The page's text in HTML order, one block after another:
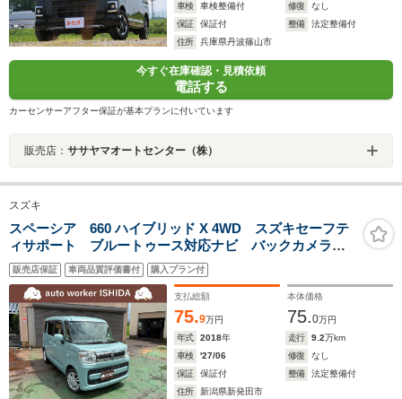
車検
車検整備付 修復
なし
保証
保証付 整備
法定整備付
住所
兵庫県丹波篠山市
今すぐ在庫確認・見積依頼
電話する
カーセンサーアフター保証が基本プランに付いています
販売店： ササヤマオートセンター（株）
スズキ
スペーシア 660 ハイブリッド X 4WD スズキセーフテ
ィサポート ブルートゥース対応ナビ バックカメラ
スマートキー 両側電動スライドドア シートヒーター
販売店保証 車両品質評価書付 購入プラン付
支払総額
75.9万円
本体価格
75.0万円
年式
2018年 走行 9.2万km
車検
'27/06 修復
なし
保証
保証付 整備
法定整備付
住所
新潟県新発田市